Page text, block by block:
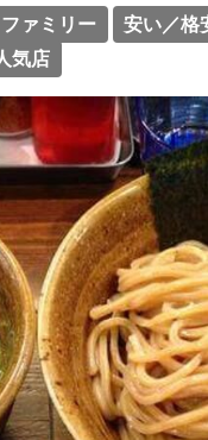
ファミリー 安い／格
気店